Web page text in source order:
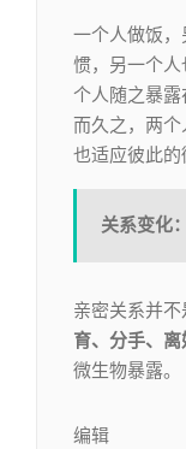
一个人做饭
惯，另一个
个人随之暴
而久之，两个
也适应彼此的
关系变化
亲密关系并不
育、分手、离
微生物暴露。
编辑​